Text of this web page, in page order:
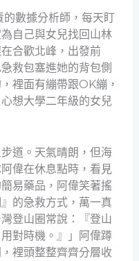
數據分析師，每天盯
自己與女兒找回山林
合歡北峰，出發前
救包塞進她的背包側
裡面有繃帶跟OK繃，
想大學二年級的女兒
道。天氣晴朗，但海
偉在休息點時，看見
易藥品，阿偉笑著搖
的急救方式，萬一真
登山圈常說：『登山
對時機。』」阿偉蹲
裡頭整整齊齊分層收